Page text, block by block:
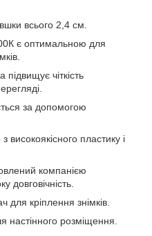
всього 2,4 см.
є оптимальною для
підвищує чіткість
за допомогою
високоякісного пластику і
компанією
довговічність.
для кріплення знімків.
настінного розміщення.